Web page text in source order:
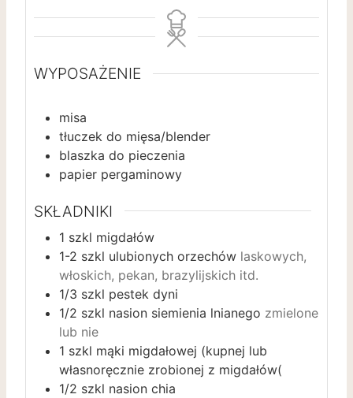
yt
WYPOSAŻENIE
misa
tłuczek do mięsa/blender
blaszka do pieczenia
papier pergaminowy
SKŁADNIKI
1 szkl migdałów
1-2 szkl ulubionych orzechów laskowych,
włoskich, pekan, brazylijskich itd.
1/3 szkl pestek dyni
1/2 szkl nasion siemienia lnianego zmielone
lub nie
1 szkl mąki migdałowej (kupnej lub
własnoręcznie zrobionej z migdałów(
1/2 szkl nasion chia